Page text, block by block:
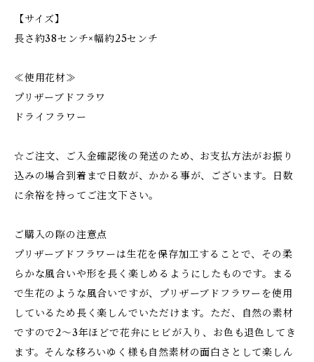
【サイズ】
長さ約38センチ×幅約25センチ
≪使用花材≫
プリザーブドフラワ
ドライフラワー
☆ご注文、ご入金確認後の発送のため、お支払方法がお振り
込みの場合到着まで日数が、かかる事が、ございます。日数
に余裕を持ってご注文下さい。
ご購入の際の注意点
プリザーブドフラワーは生花を保存加工することで、その柔
らかな風合いや形を長く楽しめるようにしたものです。まる
で生花のような風合いですが、プリザーブドフラワーを使用
しているため長く楽しんでいただけます。ただ、自然の素材
ですので2～3年ほどで花弁にヒビが入り、お色も退色してき
ます。そんな移ろいゆく様も自然素材の面白さとして楽しん